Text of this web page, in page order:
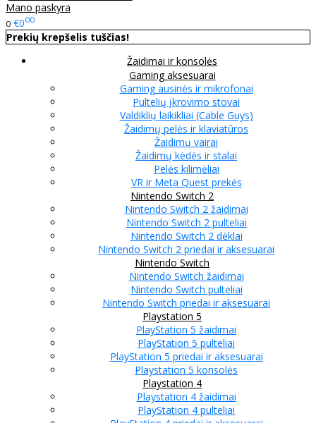
Mano paskyra
0 €000
Prekių krepšelis tuščias!
Žaidimai ir konsolės
Gaming aksesuarai
Gaming ausinės ir mikrofonai
Pultelių įkrovimo stovai
Valdiklių laikikliai (Cable Guys)
Žaidimų pelės ir klaviatūros
Žaidimų vairai
Žaidimų kėdės ir stalai
Pelės kilimėliai
VR ir Meta Quest prekės
Nintendo Switch 2
Nintendo Switch 2 žaidimai
Nintendo Switch 2 pulteliai
Nintendo Switch 2 dėklai
Nintendo Switch 2 priedai ir aksesuarai
Nintendo Switch
Nintendo Switch žaidimai
Nintendo Switch pulteliai
Nintendo Switch priedai ir aksesuarai
Playstation 5
PlayStation 5 žaidimai
PlayStation 5 pulteliai
PlayStation 5 priedai ir aksesuarai
Playstation 5 konsolės
Playstation 4
Playstation 4 žaidimai
PlayStation 4 pulteliai